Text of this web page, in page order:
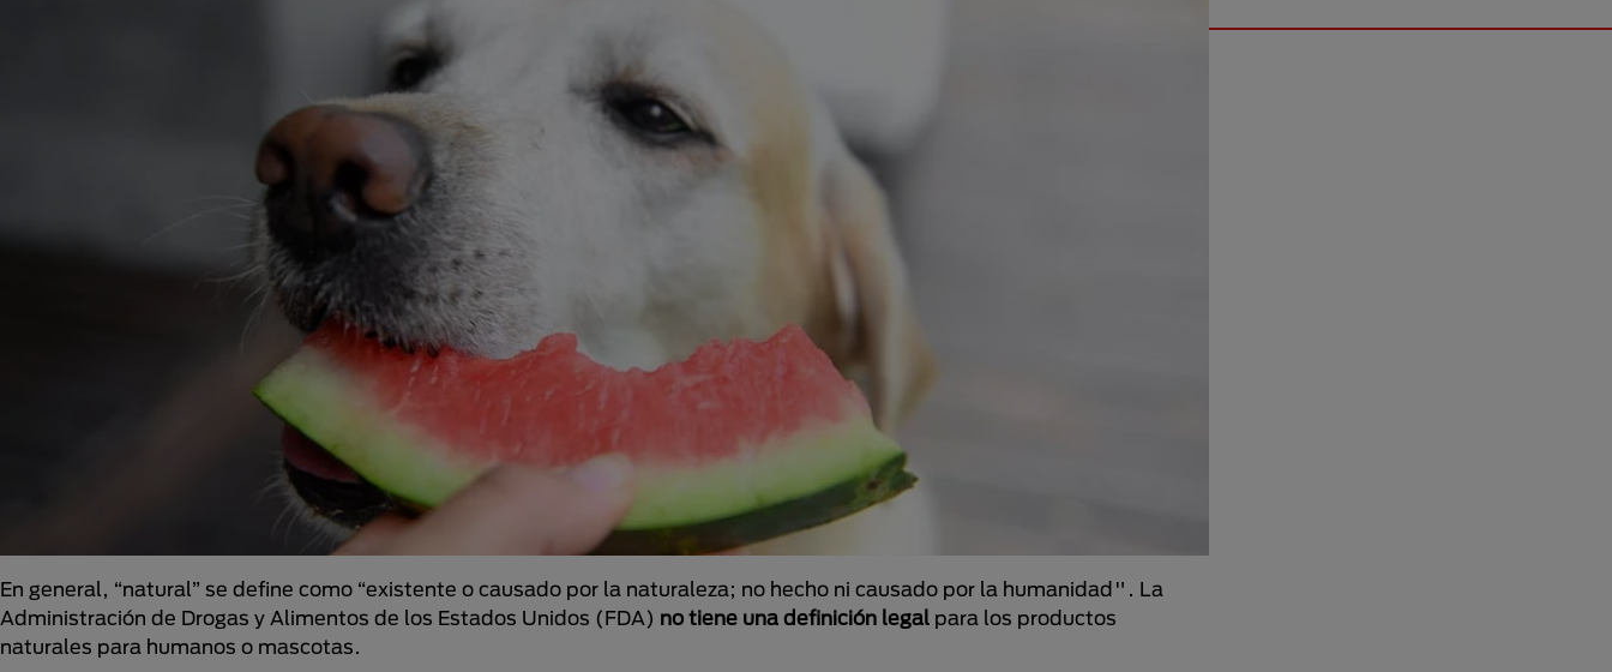
En general, “natural” se define como “existente o causado por la naturaleza; no hecho ni causado por la humanidad". La
Administración de Drogas y Alimentos de los Estados Unidos (FDA) no tiene una definición legal para los productos
naturales para humanos o mascotas.